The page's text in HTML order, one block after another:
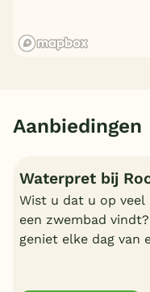
Aanbiedingen
Waterpret bij
Wist u dat u op
een zwembad
geniet elke dag van